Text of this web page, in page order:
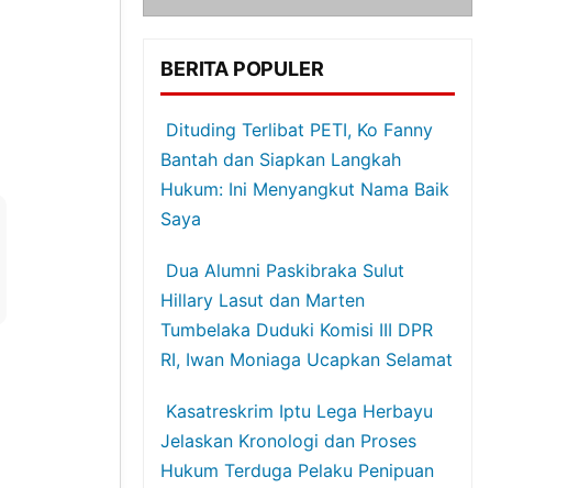
BERITA POPULER
Dituding Terlibat PETI, Ko Fanny
Bantah dan Siapkan Langkah
Hukum: Ini Menyangkut Nama Baik
Saya
Dua Alumni Paskibraka Sulut
Hillary Lasut dan Marten
Tumbelaka Duduki Komisi III DPR
RI, Iwan Moniaga Ucapkan Selamat
Kasatreskrim Iptu Lega Herbayu
Jelaskan Kronologi dan Proses
Hukum Terduga Pelaku Penipuan